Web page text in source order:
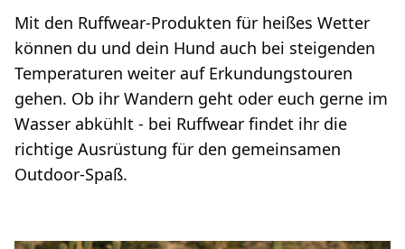
Mit den Ruffwear-Produkten für heißes Wetter
können du und dein Hund auch bei steigenden
Temperaturen weiter auf Erkundungstouren
gehen. Ob ihr Wandern geht oder euch gerne im
Wasser abkühlt - bei Ruffwear findet ihr die
richtige Ausrüstung für den gemeinsamen
Outdoor-Spaß.